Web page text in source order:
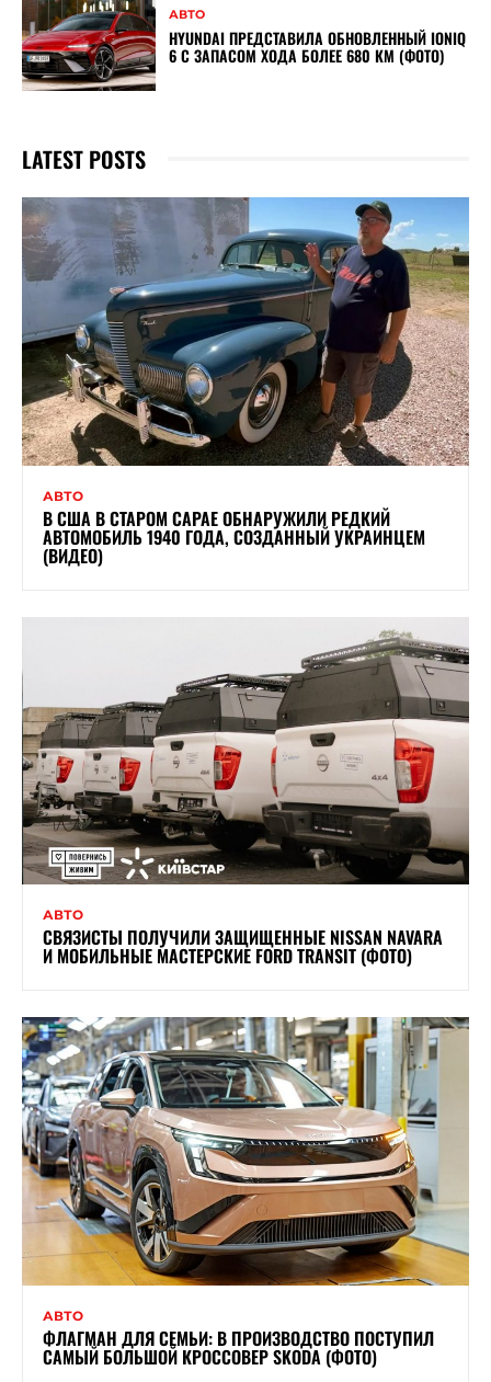
АВТО
HYUNDAI ПРЕДСТАВИЛА ОБНОВЛЕННЫЙ IONIQ
6 С ЗАПАСОМ ХОДА БОЛЕЕ 680 КМ (ФОТО)
LATEST POSTS
АВТО
В США В СТАРОМ САРАЕ ОБНАРУЖИЛИ РЕДКИЙ
АВТОМОБИЛЬ 1940 ГОДА, СОЗДАННЫЙ УКРАИНЦЕМ
(ВИДЕО)
АВТО
СВЯЗИСТЫ ПОЛУЧИЛИ ЗАЩИЩЕННЫЕ NISSAN NAVARA
И МОБИЛЬНЫЕ МАСТЕРСКИЕ FORD TRANSIT (ФОТО)
АВТО
ФЛАГМАН ДЛЯ СЕМЬИ: В ПРОИЗВОДСТВО ПОСТУПИЛ
САМЫЙ БОЛЬШОЙ КРОССОВЕР SKODA (ФОТО)